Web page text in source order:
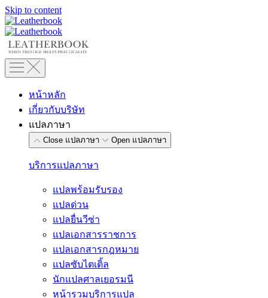
Skip to content
หน้าหลัก
เกี่ยวกับบริษัท
แปลภาษา
Close แปลภาษา Open แปลภาษา
บริการแปลภาษา
แปลพร้อมรับรอง
แปลด่วน
แปลยื่นวีซ่า
แปลเอกสารราชการ
แปลเอกสารกฎหมาย
แปลซับไตเติ้ล
นักแปลศาลเยอรมนี
หน้ารวมบริการแปล